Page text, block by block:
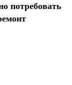
потребовать